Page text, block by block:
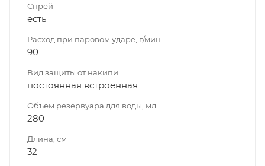
Спрей
есть
Расход при паровом ударе, г/мин
90
Вид защиты от накипи
постоянная встроенная
Объeм резервуара для воды, мл
280
Длина, см
32